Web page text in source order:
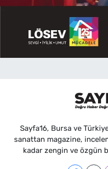
Sayfa16, Bursa ve
sanattan magazine,
kadar zengin ve özgün